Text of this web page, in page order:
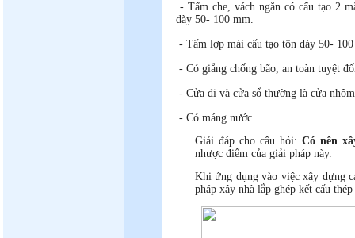
- Tấm che, vách ngăn có cấu tạo 2
dày 50- 100 mm.
- Tấm lợp mái cấu tạo tôn dày 50-
- Có giằng chống bão, an toàn tuyệt
- Cửa đi và cửa sổ thường là cửa
- Có máng nước.
Giải đáp cho câu hỏi:Có nên
nhược điểm của giải pháp này.
Khi ứng dụng vào việc xây dựng
pháp xây nhà lắp ghép kết cấu